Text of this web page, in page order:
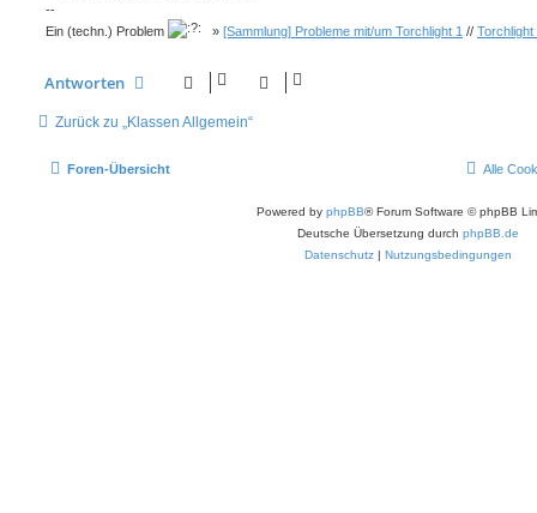
--
Ein (techn.) Problem
» [Sammlung] Probleme mit/um Torchlight 1 // Torchlight
Antworten
Zurück zu „Klassen Allgemein“
Foren-Übersicht Alle
Powered by phpBB® Forum Software © phpBB
Deutsche Übersetzung durch phpBB.de
Datenschutz | Nutzungsbedingungen